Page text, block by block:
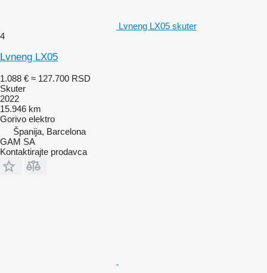
Lvneng LX05 skuter
4
Lvneng LX05
1.088 € ≈ 127.700 RSD
Skuter
2022
15.946 km
Gorivo elektro
Španija, Barcelona
GAM SA
Kontaktirajte prodavca